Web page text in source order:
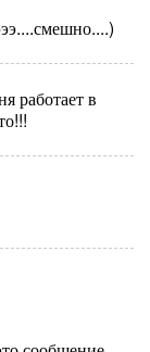
работает в